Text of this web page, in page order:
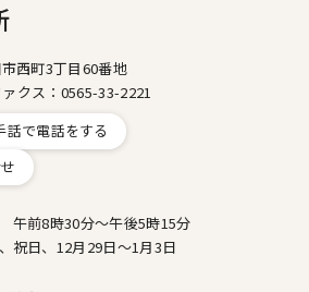
西町3丁目60番地
クス：0565-33-2221
話で電話をする
前8時30分～午後5時15分
祝日、12月29日～1月3日